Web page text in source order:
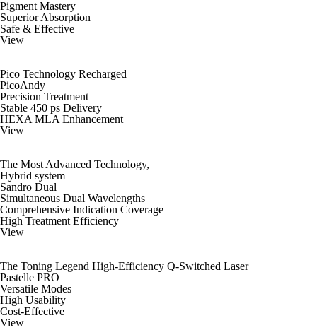
Pigment Mastery
Superior Absorption
Safe & Effective
View
Pico Technology Recharged
PicoAndy
Precision Treatment
Stable 450 ps Delivery
HEXA MLA Enhancement
View
The Most Advanced Technology,
Hybrid system
Sandro Dual
Simultaneous Dual Wavelengths
Comprehensive Indication Coverage
High Treatment Efficiency
View
The Toning Legend High-Efficiency Q-Switched Laser
Pastelle PRO
Versatile Modes
High Usability
Cost-Effective
View